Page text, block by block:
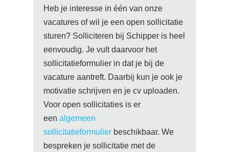
Heb je interesse in één van onze
vacatures of wil je een open sollicitatie
sturen? Solliciteren bij Schipper is heel
eenvoudig. Je vult daarvoor het
sollicitatieformulier in dat je bij de
vacature aantreft. Daarbij kun je ook je
motivatie schrijven en je cv uploaden.
Voor open sollicitaties is er
een algemeen
sollicitatieformulier beschikbaar. We
bespreken je sollicitatie met de